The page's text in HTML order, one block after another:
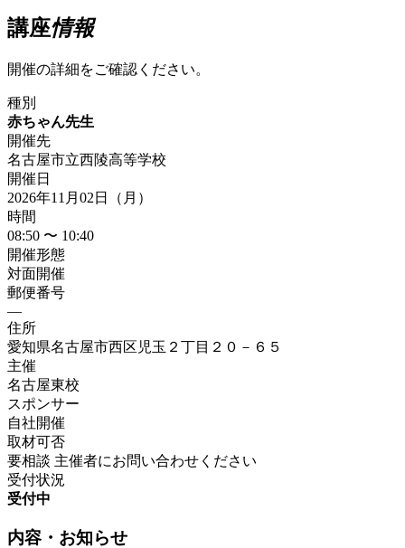
講座情報
開催の詳細をご確認ください。
種別
赤ちゃん先生
開催先
名古屋市立西陵高等学校
開催日
2026年11月02日（月）
時間
08:50 〜 10:40
開催形態
対面開催
郵便番号
—
住所
愛知県名古屋市西区児玉２丁目２０－６５
主催
名古屋東校
スポンサー
自社開催
取材可否
要相談 主催者にお問い合わせください
受付状況
受付中
内容・お知らせ